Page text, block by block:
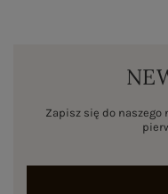
Zapisz się do naszego